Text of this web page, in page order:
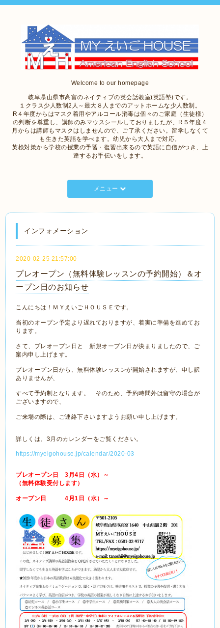
Welcome to our homepage
岐阜県山県市高富のネイティブの英会話教室(英語塾)です。
１クラス少人数制2人～最大８人までのアットホームな少人数制。
R４年度からはマスク着用やアルコール消毒は個々のご家庭（生徒様）
の判断を尊重し、講師のみマウスシールしておりましたが、R５年度４
月からは講師もマスクはしませんので、ご了承ください。留学しなくて
も生きた英語を学べます。幼児から大人まで対応。
英検対策から学校の授業の予習・復習出来るので英語に自信がつき、上
達するお手伝いをします。
メニュー
インフォメーション
2020-02-25 21:57:00
プレオープン（無料体験レッスンの予約開始）＆オ
ープン日のお知らせ
こんにちは！ＭＹえいごＨＯＵＳＥです。
当初のオープン予定より遅れておりますが、着実に準備を進めてお
ります。
さて、プレオープン日と 新規オープン日が決まりましたので、ご
案内申し上げます。
プレオープン日から、無料体験レッスンが開始されますが、申し訳
ありませんが、
すべて予約制となります。 そのため、予約時間外は留守の場合が
ございますので、
ご来場の際は、ご連絡下さいますようお願い申し上げます。
詳しくは、3月のカレンダーをご覧ください。
https://myeigohouse.jp/calendar/2020-03
プレオープン日 3月4日（水）～
（無料体験受付します）
オープン日 4月1日（水）～